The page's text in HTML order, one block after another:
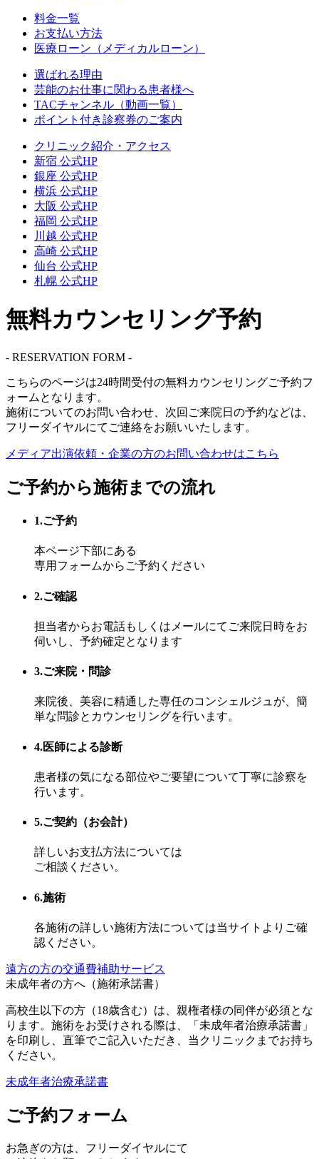
料金一覧
お支払い方法
医療ローン（メディカルローン）
選ばれる理由
芸能のお仕事に関わる患者様へ
TACチャンネル（動画一覧）
ポイント付き診察券のご案内
クリニック紹介・アクセス
新宿 公式HP
銀座 公式HP
横浜 公式HP
大阪 公式HP
福岡 公式HP
川越 公式HP
高崎 公式HP
仙台 公式HP
札幌 公式HP
無料カウンセリング予約
- RESERVATION FORM -
こちらのページは24時間受付の無料カウンセリングご予約フ
ォームとなります。
施術についてのお問い合わせ、次回ご来院日の予約などは、
フリーダイヤルにてご連絡をお願いいたします。
メディア出演依頼・企業の方のお問い合わせはこちら
ご予約から施術までの流れ
1.ご予約
本ページ下部にある
専用フォームからご予約ください
2.ご確認
担当者からお電話もしくはメールにてご来院日時をお
伺いし、予約確定となります
3.ご来院・問診
来院後、美容に精通した専任のコンシェルジュが、簡
単な問診とカウンセリングを行います。
4.医師による診断
患者様の気になる部位やご要望について丁寧に診察を
行います。
5.ご契約（お会計）
詳しいお支払方法については
ご相談ください。
6.施術
各施術の詳しい施術方法については当サイトよりご確
認ください。
遠方の方の交通費補助サービス
未成年者の方へ（施術承諾書）
高校生以下の方（18歳含む）は、親権者様の同伴が必須とな
ります。施術をお受けされる際は、「未成年者治療承諾書」
を印刷し、直筆でご記入いただき、当クリニックまでお持ち
ください。
未成年者治療承諾書
ご予約フォーム
お急ぎの方は、 フリーダイヤルにて